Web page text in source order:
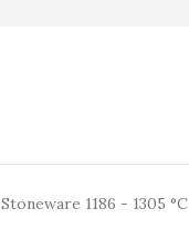
Stoneware 1186 - 1305 °C